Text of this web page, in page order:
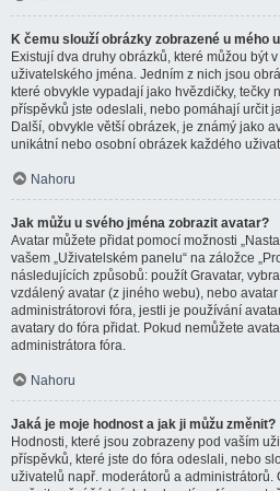
K čemu slouží obrázky zobrazené u mého
Existují dva druhy obrázků, které můžou být
uživatelského jména. Jedním z nich jsou
které obvykle vypadají jako hvězdičky, tečky
příspěvků jste odeslali, nebo pomáhají určit
Další, obvykle větší obrázek, je známý jako
unikátní nebo osobní obrázek každého
Nahoru
Jak můžu u svého jména zobrazit avatar?
Avatar můžete přidat pomocí možnosti
vašem „Uživatelském panelu“ na záložce
následujících způsobů: použít Gravatar,
vzdálený avatar (z jiného webu), nebo
administrátorovi fóra, jestli je používání
avatary do fóra přidat. Pokud nemůžete
administrátora fóra.
Nahoru
Jaká je moje hodnost a jak ji můžu změnit?
Hodnosti, které jsou zobrazeny pod vaším
příspěvků, které jste do fóra odeslali, nebo
uživatelů např. moderátorů a administrátorů.